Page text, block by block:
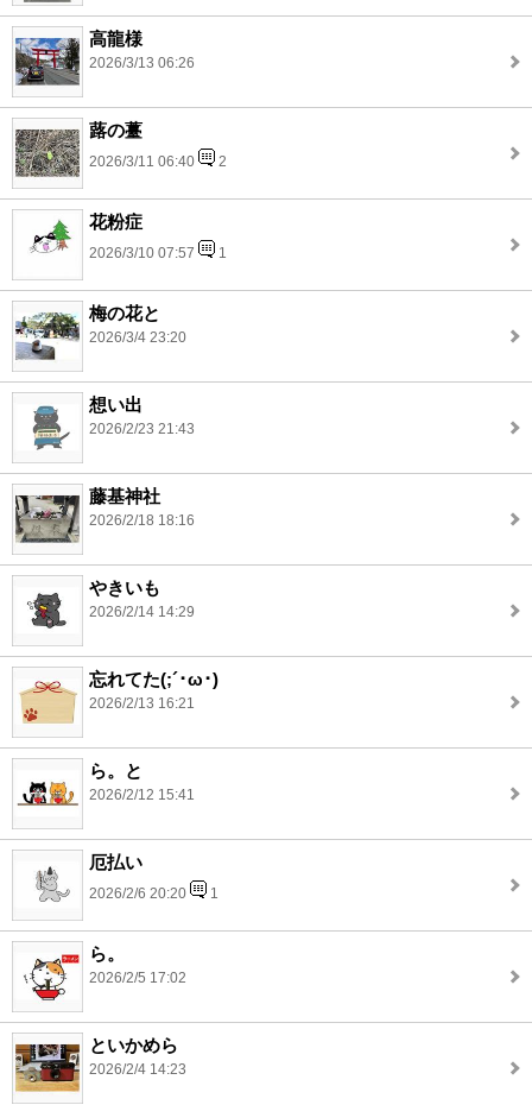
高龍様
2026/3/13 06:26
蕗の薹
2026/3/11 06:40 2
花粉症
2026/3/10 07:57 1
梅の花と
2026/3/4 23:20
想い出
2026/2/23 21:43
藤基神社
2026/2/18 18:16
やきいも
2026/2/14 14:29
忘れてた(;´･ω･)
2026/2/13 16:21
ら。と
2026/2/12 15:41
厄払い
2026/2/6 20:20 1
ら。
2026/2/5 17:02
といかめら
2026/2/4 14:23